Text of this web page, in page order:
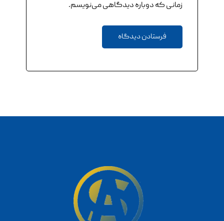
زمانی که دوباره دیدگاهی می‌نویسم.
فرستادن دیدگاه